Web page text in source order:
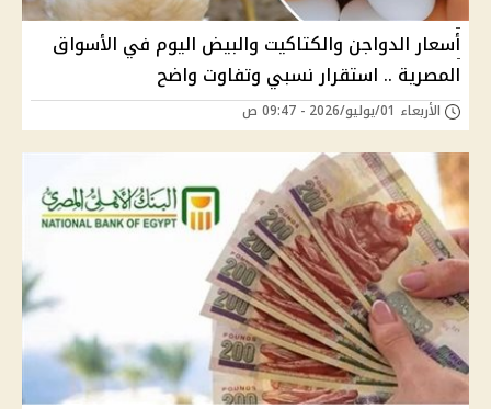
أسعار الدواجن والكتاكيت والبيض اليوم في الأسواق
المصرية .. استقرار نسبي وتفاوت واضح
الأربعاء 01/يوليو/2026 - 09:47 ص